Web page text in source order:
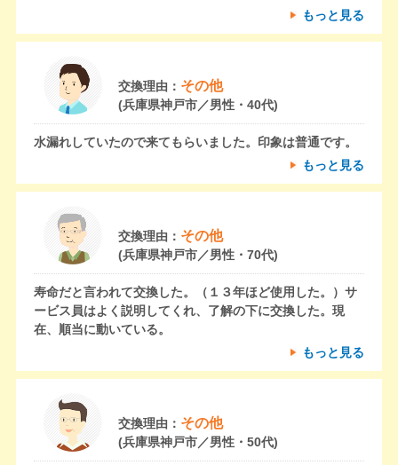
もっと見る
交換理由： その他
(兵庫県神戸市／男性・40代)
水漏れしていたので来てもらいました。印象は普通です。
もっと見る
交換理由： その他
(兵庫県神戸市／男性・70代)
寿命だと言われて交換した。（１３年ほど使用した。）サ
ービス員はよく説明してくれ、了解の下に交換した。現
在、順当に動いている。
もっと見る
交換理由： その他
(兵庫県神戸市／男性・50代)